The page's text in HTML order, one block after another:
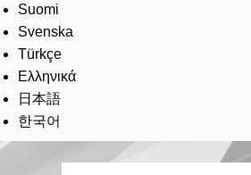
Suomi
Svenska
Türkçe
Ελληνικά
日本語
한국어